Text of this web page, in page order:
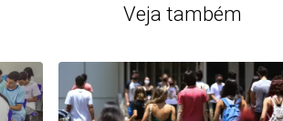
Veja também